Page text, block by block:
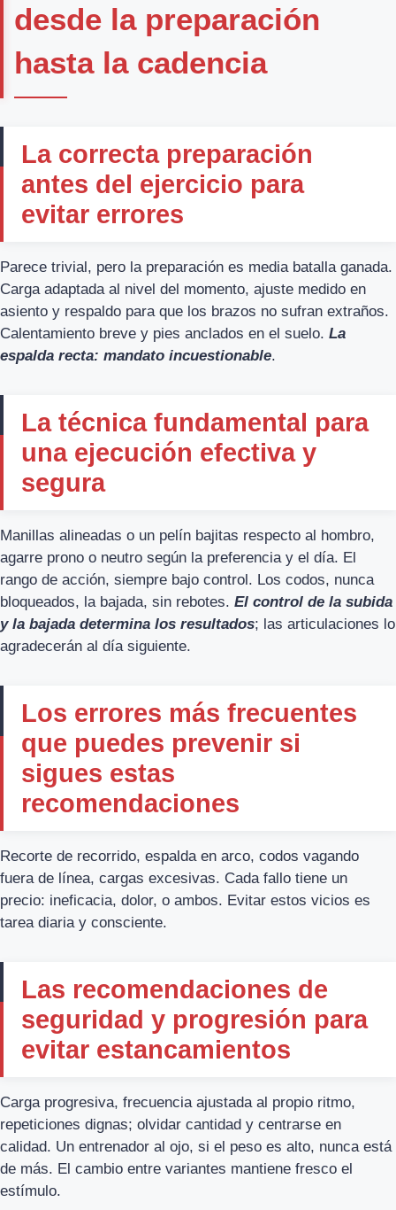
desde la preparación
hasta la cadencia
La correcta preparación
antes del ejercicio para
evitar errores
Parece trivial, pero la preparación es media batalla ganada.
Carga adaptada al nivel del momento, ajuste medido en
asiento y respaldo para que los brazos no sufran extraños.
Calentamiento breve y pies anclados en el suelo. La
espalda recta: mandato incuestionable.
La técnica fundamental para
una ejecución efectiva y
segura
Manillas alineadas o un pelín bajitas respecto al hombro,
agarre prono o neutro según la preferencia y el día. El
rango de acción, siempre bajo control. Los codos, nunca
bloqueados, la bajada, sin rebotes. El control de la subida
y la bajada determina los resultados; las articulaciones lo
agradecerán al día siguiente.
Los errores más frecuentes
que puedes prevenir si
sigues estas
recomendaciones
Recorte de recorrido, espalda en arco, codos vagando
fuera de línea, cargas excesivas. Cada fallo tiene un
precio: ineficacia, dolor, o ambos. Evitar estos vicios es
tarea diaria y consciente.
Las recomendaciones de
seguridad y progresión para
evitar estancamientos
Carga progresiva, frecuencia ajustada al propio ritmo,
repeticiones dignas; olvidar cantidad y centrarse en
calidad. Un entrenador al ojo, si el peso es alto, nunca está
de más. El cambio entre variantes mantiene fresco el
estímulo.